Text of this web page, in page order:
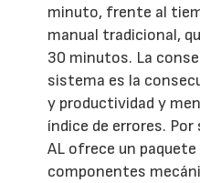
minuto, frente al
manual tradicional,
30 minutos. La
sistema es la
y productividad y
índice de errores.
AL ofrece un
componentes